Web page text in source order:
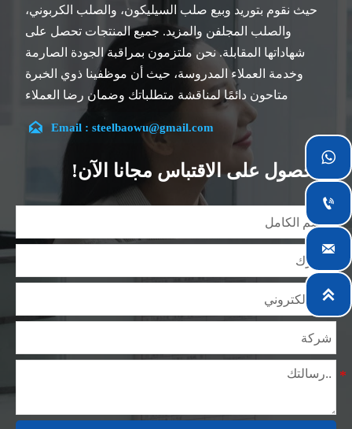
حيث نقوم بتوريد وبيع صلب السيليكون، والصلب الكربوني،
والصلب المجلفن والمزيد. جميع المنتجات تحصل على
شهاداتها المقابلة. نحن ملتزمون بمراقبة الجودة الصارمة
وخدمة العملاء المدروسة، حيث أن موظفينا ذوي الخبرة
متاحون دائمًا لمناقشة متطلباتك وضمان رضا العملاء
تقع شركتنا في مدينة ووشي، بمقاطعة جيانغسو، والتي تعد
أكبر مركز لمعالجة الصلب في الصين. يتمتع فريقنا بتخصص
في الصناعة لأكثر من 14 عامًا مع خبرة غنية في مختلف
مشاريع صلب السيليكون، كما أننا على دراية بمجموعة
يمكننا التصميم والتخصيص وفقًا لمتطلباتك الفريدة، ونضمن
تدريجياً ولدينا الآن خمس مستودعات توزيع مبنية لهذا الغرض
ومرافق متخصصة لمعالجة الصلب تقدم خدمات لصناعات
 Email : steelbaowu@gmail.com
الحصول على الاقتباس مجانا الآن!



